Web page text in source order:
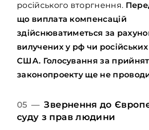
російського вторгнення.
що виплата компенсацій
здійснюватиметься за
вилучених у рф чи російських
США. Голосування за
законопроекту ще не
05 —Звернення до
суду з прав людини